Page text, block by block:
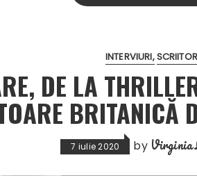
INTERVIURI
DE LA
BRITANICĂ
7 iulie 2020 by Virginia